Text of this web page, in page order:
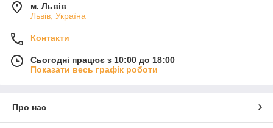
м. Львів
Львів, Україна
Контакти
Сьогодні працює з 10:00 до 18:00
Показати весь графік роботи
Про нас